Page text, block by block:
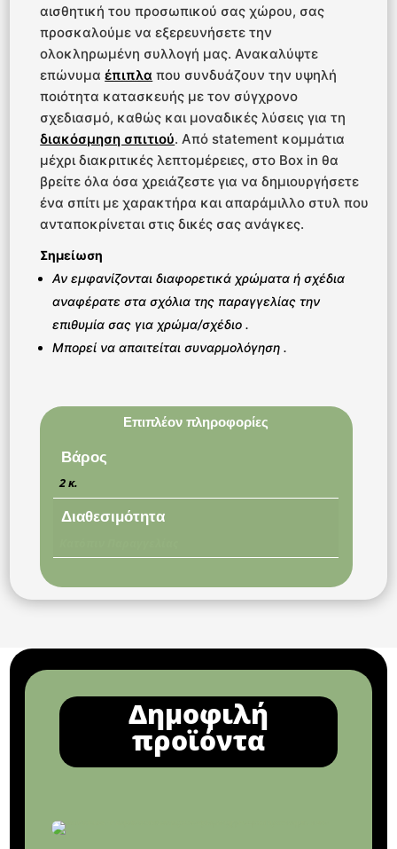
αισθητική του προσωπικού σας χώρου, σας
προσκαλούμε να εξερευνήσετε την
ολοκληρωμένη συλλογή μας. Ανακαλύψτε
επώνυμαέπιπλα που συνδυάζουν την υψηλή
ποιότητα κατασκευής με τον σύγχρονο
σχεδιασμό, καθώς και μοναδικές λύσεις για τη
διακόσμηση σπιτιού. Από statement κομμάτια
μέχρι διακριτικές λεπτομέρειες, στο Box in θα
βρείτε όλα όσα χρειάζεστε για να δημιουργήσετε
ένα σπίτι με χαρακτήρα και απαράμιλλο στυλ που
ανταποκρίνεται στις δικές σας ανάγκες.
Σημείωση
Αν εμφανίζονται διαφορετικά χρώματα ή σχέδια
αναφέρατε στα σχόλια της παραγγελίας την
επιθυμία σας για χρώμα/σχέδιο .
Μπορεί να απαιτείται συναρμολόγηση .
Επιπλέον πληροφορίες
Βάρος
2 κ.
Διαθεσιμότητα
Δημοφιλή
προϊόντα